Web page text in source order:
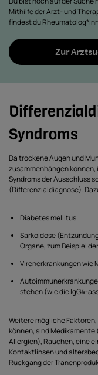
Mithilfe der Arzt- und
findest du
Zur
Syndroms
Da trockene Augen und
zusammenhängen können,
Syndroms der Ausschluss
(Differenzialdiagnose).
Diabetes mellitus
Sarkoidose
Organe, zum Beispiel
Virenerkrankungen wie
stehen (wie die IgG4-
Weitere mögliche
können, sind
Allergien), Rauchen, eine
Kontaktlinsen und
Rückgang der